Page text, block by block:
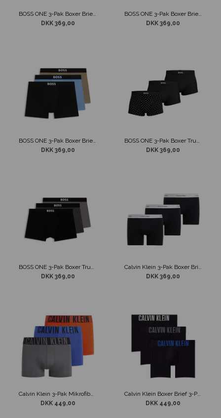
BOSS ONE 3-Pak Boxer Brief Underbukser Hvid/Grå/Sort
DKK 369,00
BOSS ONE 3-Pak Boxer Brief Underbukser Sort
DKK 369,00
DKK 369,00
DKK 369,00
BOSS ONE 3-Pak Boxer Trunk Underbukser Sort m/ Prikker
DKK 369,00
Calvin Klein 3-Pak Boxer Brief Underbukser Sort
DKK 369,00
Calvin Klein 3-Pak Mikrofiber Trunks Blå/Grå/Rød
DKK 449,00
Calvin Klein Boxer Brief 3-Pack Sort / Blå / Grå
DKK 449,00